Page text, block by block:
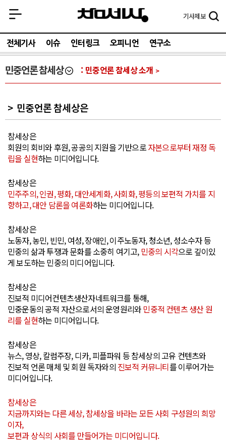
기사제보
전체기사 이슈 인터링크 오피니언 연구소
민중언론 참세상 민중언론 참세상 소개
민중언론 참세상은
참세상은
회원의 회비와 후원, 공공의 지원을 기반으로자본으로부터 재정 독
립을 실현하는 미디어입니다.
참세상은
민주주의, 인권, 평화, 대안세계화, 사회화, 평등의 보편적 가치를 지
향하고, 대안 담론을 여론화하는 미디어입니다.
참세상은
노동자, 농민, 빈민, 여성, 장애인, 이주노동자, 청소년, 성소수자 등
민중의 삶과 투쟁과 문화를 소중히 여기고,민중의 시각으로 깊이있
게 보도하는 민중의 미디어입니다.
참세상은
진보적 미디어컨텐츠생산자네트워크를 통해,
민중운동의 공적 자산으로서의 운영원리와민중적 컨텐츠 생산 원
리를 실현하는 미디어입니다.
참세상은
뉴스, 영상, 칼럼주장, 디카, 피플파워 등 참세상의 고유 컨텐츠와
진보적 언론 매체 및 회원 독자와의 진보적 커뮤니티를 이루어가는
미디어입니다.
참세상은
지금까지와는 다른 세상, 참세상을 바라는 모든 사회 구성원의 희망
이자,
보편과 상식의 사회를 만들어가는 미디어입니다.